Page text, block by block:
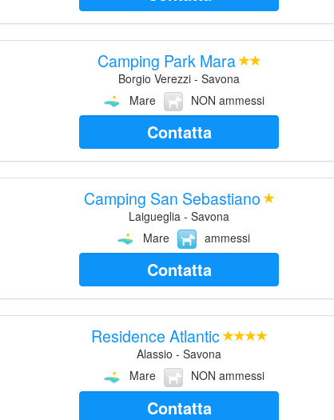
Camping Park Mara
Borgio Verezzi - Savona
Mare
NON ammessi
Contatta
Camping San Sebastiano
Laigueglia - Savona
Mare
ammessi
Contatta
Residence Atlantic
Alassio - Savona
Mare
NON ammessi
Contatta